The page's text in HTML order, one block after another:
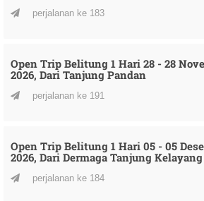
perjalanan ke 183
Open Trip Belitung 1 Hari 28 - 28
2026, Dari Tanjung Pandan
perjalanan ke 191
Open Trip Belitung 1 Hari 05 - 05
2026, Dari Dermaga Tanjung Kelayang
perjalanan ke 184